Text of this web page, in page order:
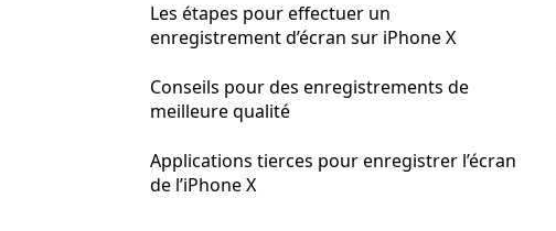
Les étapes pour effectuer un
enregistrement d’écran sur iPhone X
Conseils pour des enregistrements de
meilleure qualité
Applications tierces pour enregistrer l’écran
de l’iPhone X